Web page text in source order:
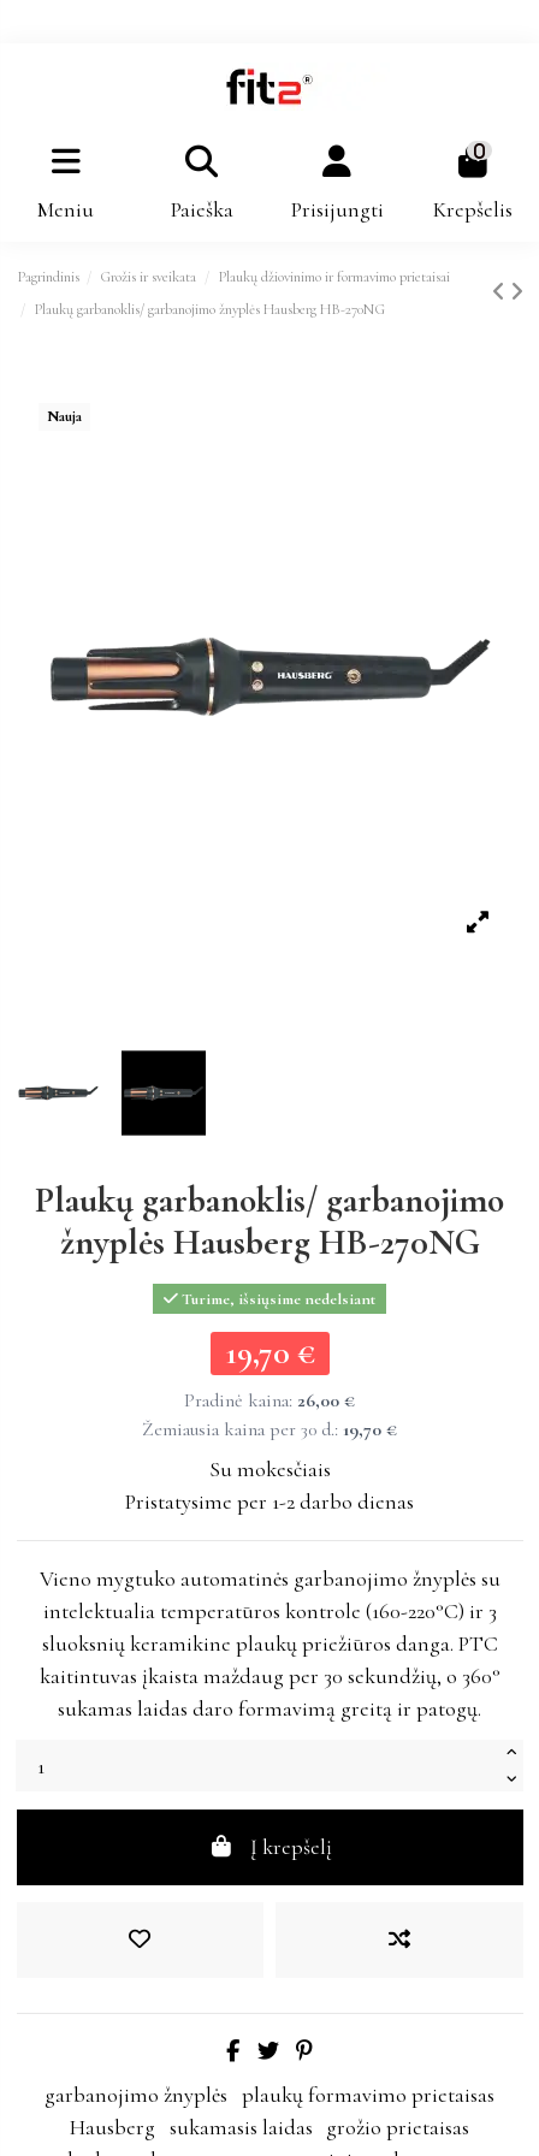
Meniu Paieška Prisijungti
0
Krepšelis
Pagrindinis Grožis ir sveikata
Plaukų džiovinimo ir formavimo prietaisai
Plaukų garbanoklis/ garbanojimo žnyplės Hausberg HB-270NG
Nauja
Plaukų garbanoklis/ garbanojimo
žnyplės Hausberg HB-270NG
Turime, išsiųsime nedelsiant
19,70 €
19,70 €
Pradinė kaina: 26,00 €
Žemiausia kaina per 30 d.: 19,70 €
Su mokesčiais
Pristatysime per 1-2 darbo dienas
Vieno mygtuko automatinės garbanojimo žnyplės su
intelektualia temperatūros kontrole (160-220°C) ir 3
sluoksnių keramikine plaukų priežiūros danga. PTC
kaitintuvas įkaista maždaug per 30 sekundžių, o 360°
sukamas laidas daro formavimą greitą ir patogų.
Į krepšelį
garbanojimo žnyplės plaukų formavimo prietaisas
Hausberg sukamasis laidas grožio prietaisas